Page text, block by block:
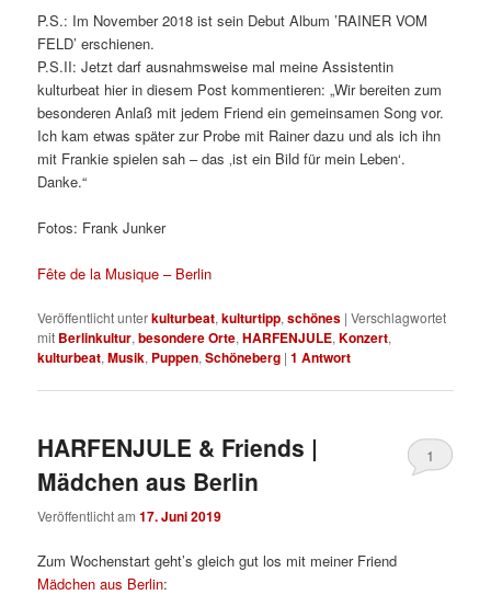
P.S.: Im November 2018 ist sein Debut Album ’RAINER VOM
FELD’ erschienen.
P.S.II: Jetzt darf ausnahmsweise mal meine Assistentin
kulturbeat hier in diesem Post kommentieren: „Wir bereiten zum
besonderen Anlaß mit jedem Friend ein gemeinsamen Song vor.
Ich kam etwas später zur Probe mit Rainer dazu und als ich ihn
mit Frankie spielen sah – das ‚ist ein Bild für mein Leben‘.
Danke.“
Fotos: Frank Junker
Fête de la Musique – Berlin
Veröffentlicht unterkulturbeat,kulturtipp,schönes |Verschlagwortet
mit Berlinkultur,besondere Orte,HARFENJULE,Konzert,
kulturbeat,Musik, Puppen,Schöneberg |1 Antwort
HARFENJULE & Friends |
Mädchen aus Berlin
Veröffentlicht am17. Juni 2019
1
Zum Wochenstart geht’s gleich gut los mit meiner Friend
Mädchen aus Berlin: